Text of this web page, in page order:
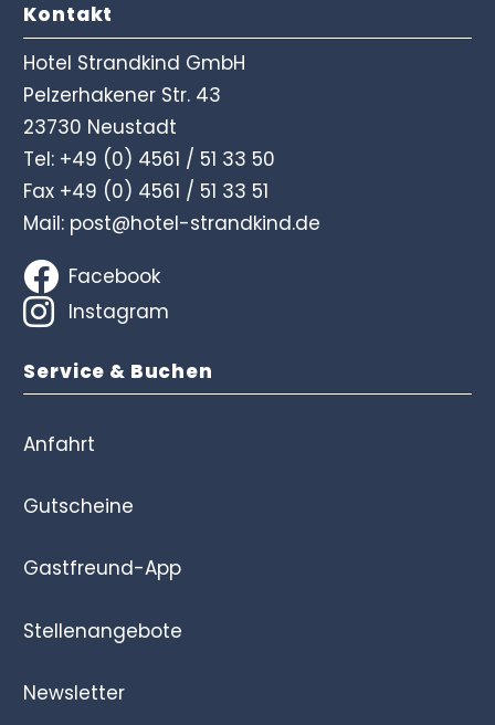
Kontakt
Hotel Strandkind GmbH
Pelzerhakener Str. 43
23730 Neustadt
Tel: +49 (0) 4561 / 51 33 50
Fax +49 (0) 4561 / 51 33 51
Mail: post@hotel-strandkind.de
Facebook
Instagram
Service & Buchen
Anfahrt
Gutscheine
Gastfreund-App
Stellenangebote
Newsletter